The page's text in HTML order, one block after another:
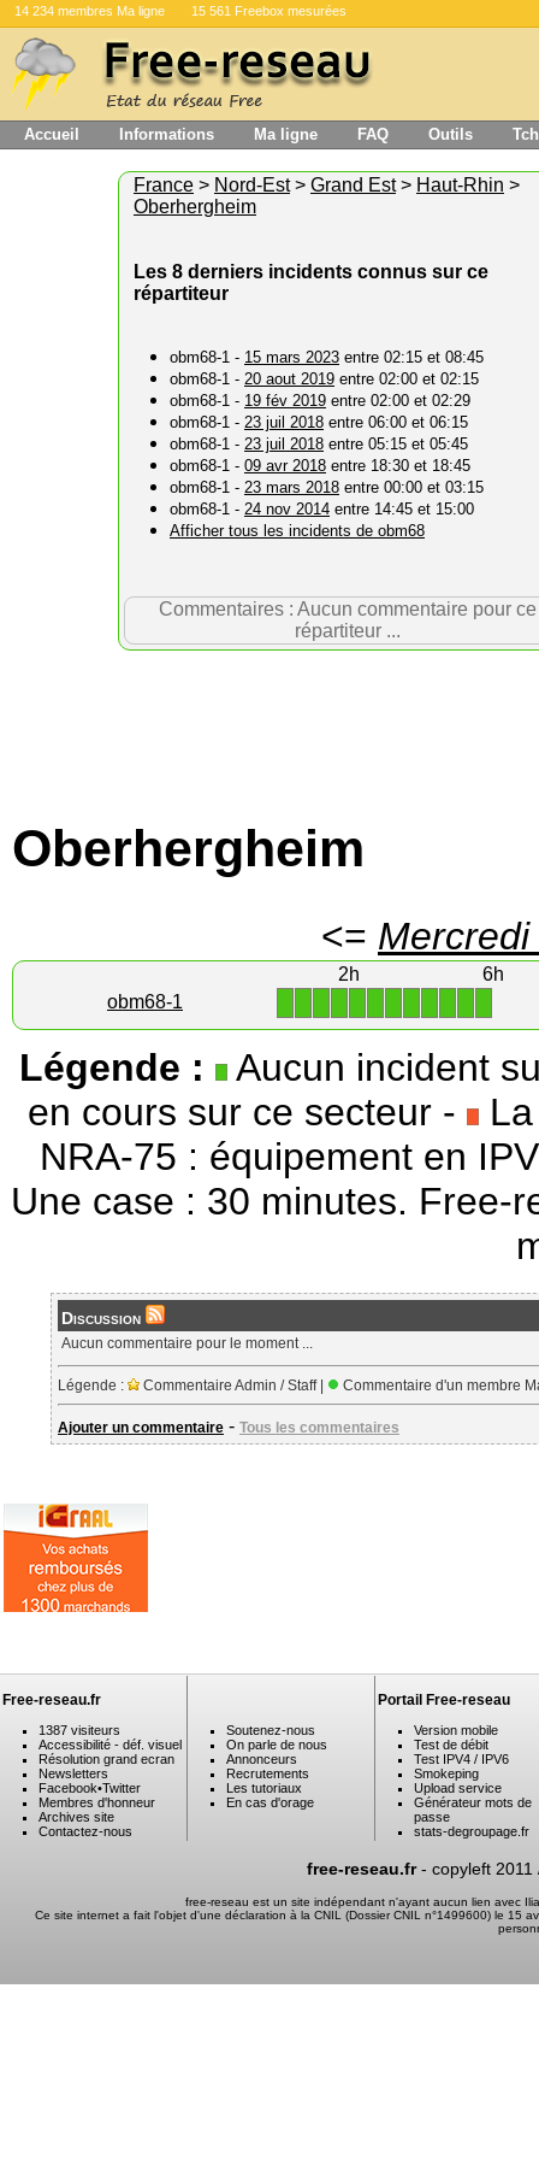
14 234 membres Ma ligne 15 561 Freebox mesurées
Accueil Informations Ma ligne FAQ Outils
France > Nord-Est> Grand Est> Haut-Rhin >
Oberhergheim
Les 8 derniers incidents connus sur ce
répartiteur
obm68-1 - 15 mars 2023 entre 02:15 et 08:45
obm68-1 - 20 aout 2019 entre 02:00 et 02:15
obm68-1 - 19 fév 2019 entre 02:00 et 02:29
obm68-1 - 23 juil 2018 entre 06:00 et 06:15
obm68-1 - 23 juil 2018 entre 05:15 et 05:45
obm68-1 - 09 avr 2018 entre 18:30 et 18:45
obm68-1 - 23 mars 2018 entre 00:00 et 03:15
obm68-1 - 24 nov 2014 entre 14:45 et 15:00
Afficher tous les incidents de obm68
Commentaires : Aucun commentaire pour ce
répartiteur ...
Oberhergheim
<=
2h
6h
obm68-1
Légende :
Aucun incident
en cours sur ce secteur - La
NRA-75 : équipement en
Une case : 30 minutes. Free-
Discussion
Aucun commentaire pour le moment ...
Légende : Commentaire Admin / Staff | Commentaire d'un membre
Ajouter un commentaire - Tous les commentaires
Free-reseau.fr
1387 visiteurs
Accessibilité - déf. visuel
Résolution grand ecran
Newsletters
Facebook•Twitter
Membres d'honneur
Archives site
Contactez-nous
Soutenez-nous
On parle de nous
Annonceurs
Recrutements
Les tutoriaux
En cas d'orage
Portail Free-reseau
Version mobile
Test de débit
Test IPV4 / IPV6
Smokeping
Upload service
Générateur mots de
passe
stats-degroupage.fr
free-reseau.fr- copyleft 2011
free-reseau est un site indépendant n'ayant aucun lien avec
Ce site internet a fait l'objet d'une déclaration à la CNIL (Dossier CNIL n°1499600) le 15